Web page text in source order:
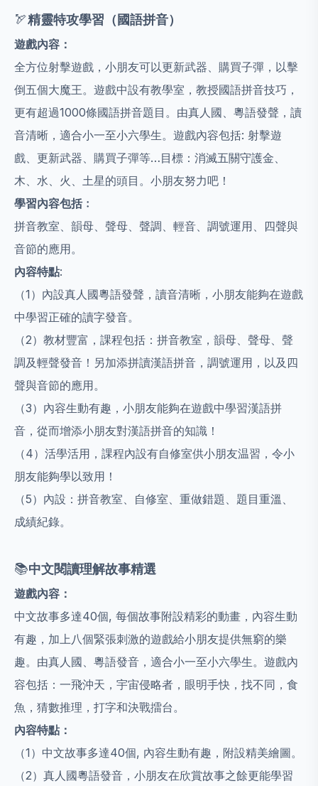
🏹精靈特攻學習（國語拼音）
遊戲內容：
全方位射擊遊戲，小朋友可以更新武器、購買子彈，以擊
倒五個大魔王。遊戲中設有教學室，教授國語拼音技巧，
更有超過1000條國語拼音題目。由真人國、粵語發聲，讀
音清晰，適合小一至小六學生。遊戲內容包括: 射擊遊
戲、更新武器、購買子彈等…目標：消滅五關守護金、
木、水、火、土星的頭目。小朋友努力吧！
學習內容包括﹕
拼音教室、韻母、聲母、聲調、輕音、調號運用、四聲與
音節的應用。
內容特點:
（1）內設真人國粵語發聲，讀音清晰，小朋友能夠在遊戲
中學習正確的讀字發音。
（2）教材豐富，課程包括：拼音教室，韻母、聲母、聲
調及輕聲發音！另加添拼讀漢語拼音，調號運用，以及四
聲與音節的應用。
（3）內容生動有趣，小朋友能夠在遊戲中學習漢語拼
音，從而增添小朋友對漢語拼音的知識！
（4）活學活用，課程內設有自修室供小朋友温習，令小
朋友能夠學以致用！
（5）內設：拼音教室、自修室、重做錯題、題目重溫、
成績紀錄。
📚中文閱讀理解故事精選
遊戲內容：
中文故事多達40個, 每個故事附設精彩的動畫，內容生動
有趣，加上八個緊張刺激的遊戲給小朋友提供無窮的樂
趣。由真人國、粵語發音，適合小一至小六學生。遊戲內
容包括：一飛沖天，宇宙侵略者，眼明手快，找不同，食
魚，猜數推理，打字和決戰擂台。
內容特點：
（1） 中文故事多達40個, 內容生動有趣，附設精美繪圖。
（2） 真人國粵語發音，小朋友在欣賞故事之餘更能學習